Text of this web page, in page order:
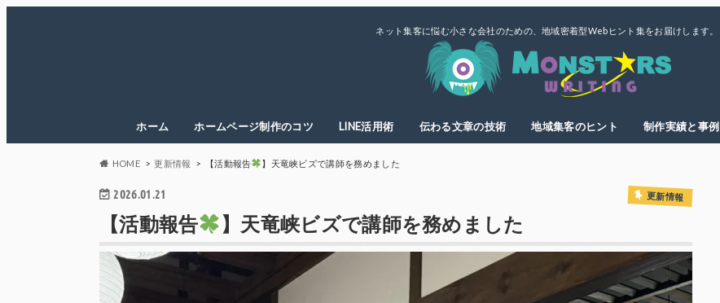
ネット集客に悩む小さな会社のための、地域密着型Webヒント集をお届けします。
ホーム ホームページ制作のコツ LINE活用術 伝わる文章の技術 地域集客のヒント 制作実績と事例
HOME 更新情報 【活動報告 】天竜峡ビズで講師を務めました
2026.01.21 更新情報
【活動報告 】天竜峡ビズで講師を務めました